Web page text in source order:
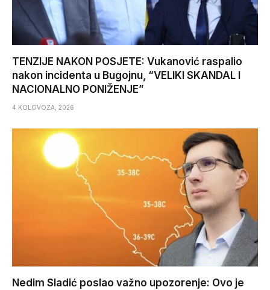
TENZIJE NAKON POSJETE: Vukanović raspalio
nakon incidenta u Bugojnu, “VELIKI SKANDAL I
NACIONALNO PONIŽENJE”
4 KOLOVOZA, 2026
Nedim Sladić poslao važno upozorenje: Ovo je